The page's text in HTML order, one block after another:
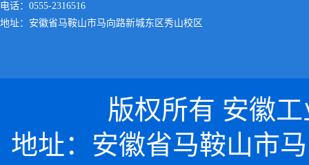
电话：0555-2316516
地址：安徽省马鞍山市马向路新城东区秀山校区
版权所有 安徽
地址：安徽省马鞍山市